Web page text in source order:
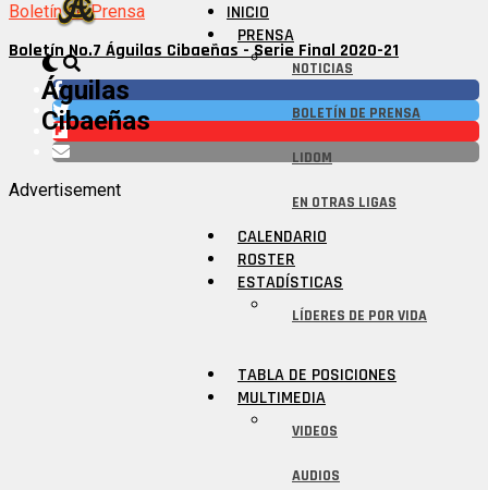
Águilas
Cibaeñas
INICIO
PRENSA
NOTICIAS
BOLETÍN DE PRENSA
LIDOM
EN OTRAS LIGAS
CALENDARIO
ROSTER
ESTADÍSTICAS
LÍDERES DE POR VIDA
TABLA DE POSICIONES
MULTIMEDIA
VIDEOS
AUDIOS
Boletín de Prensa
Boletín No.7 Águilas Cibaeñas - Serie Final 2020-21
Advertisement